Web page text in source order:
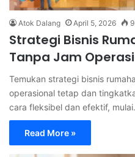
Atok Dalang April 5, 2026 9
Strategi Bisnis
Tanpa Jam
Temukan strategi bisnis
operasional tetap dan
cara fleksibel dan efektif,
Read More »